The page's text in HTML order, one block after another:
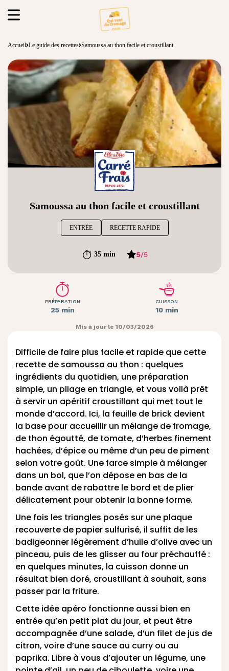
Accueil Le guide des recettes Samoussa au thon facile et croustillant
Samoussa au thon facile et croustillant
ENTRÉE RECETTE RAPIDE
35 min 5/5
PRÉPARATION
25 min
CUISSON
10 min
Mis à jour le 10/03/2026
Difficile de faire plus facile et rapide que cette
recette de samoussa au thon : quelques
ingrédients du quotidien, une préparation
simple, un pliage en triangle, et vous voilà prêt
à servir un apéritif croustillant qui met tout le
monde d’accord. Ici, la feuille de brick devient
la base pour accueillir un mélange de fromage,
de thon égoutté, de tomate, d’herbes finement
hachées, d’épice ou même d’un peu de piment
selon votre goût. Une farce simple à mélanger
dans un bol, que l’on dépose en bas de la
bande avant de rabattre le bord et de plier
délicatement pour obtenir la bonne forme.
Une fois les triangles posés sur une plaque
recouverte de papier sulfurisé, il suffit de les
badigeonner légèrement d’huile d’olive avec un
pinceau, puis de les glisser au four préchauffé :
en quelques minutes, la cuisson donne un
résultat bien doré, croustillant à souhait, sans
passer par la friture.
Cette idée apéro fonctionne aussi bien en
entrée qu’en petit plat du jour, et peut être
accompagnée d’une salade, d’un filet de jus de
citron, voire d’une sauce au curry ou au
paprika. Libre à vous d’ajouter un légume, une